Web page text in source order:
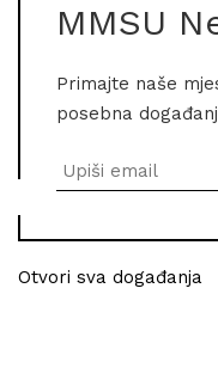
MMSU
Primajte naše
posebna
Otvori sva događanja